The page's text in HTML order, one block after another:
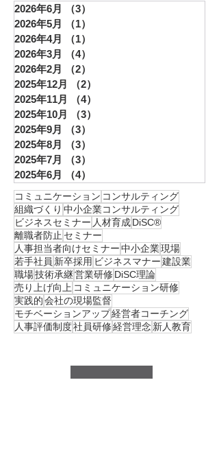
かなバックボーン」を学ぶ時間となりまし
た。 社内の女性管理者育成などのヒントに
なると幸いです。 ⚫︎第一部：法人取引の基
準を叩き込む「認定講師 認定証授与式」
一部では、アカデミーのカリキュラムを修
し、面談に合格した新たな認定講師たちへ
認定証授与式を行いました。 お一人ずつに
認定証をお渡しし、これからの決意や
2026年6月
（3）
2026年5月
（1）
2026年4月
（1）
2026年3月
（4）
2026年2月
（2）
2025年12月
（2）
2025年11月
（4）
2025年10月
（3）
2025年9月
（3）
2025年8月
（3）
2025年7月
（3）
2025年6月
（4）
コミュニケーション コンサルティング
組織づくり 中小企業コンサルティング
ビジネスセミナー 人材育成DiSC®︎
離職者防止 セミナー
人事担当者向けセミナー中小企業現場
若手社員 新卒採用 ビジネスマナー建設業
職場技術承継営業研修DiSC理論
売り上げ向上 コミュニケーション研修
実践的会社の現場監督
モチベーションアップ経営者コーチング
人事評価制度社員研修経営理念 新人教育